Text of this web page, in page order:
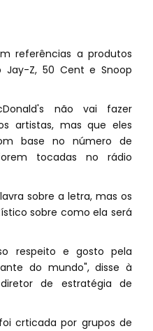
referências a produtos
Jay-Z, 50 Cent e Snoop
não vai fazer
artistas, mas que eles
base no número de
tocadas no rádio
sobre a letra, mas os
sobre como ela será
respeito e gosto pela
do mundo", disse à
de estratégia de
crticada por grupos de